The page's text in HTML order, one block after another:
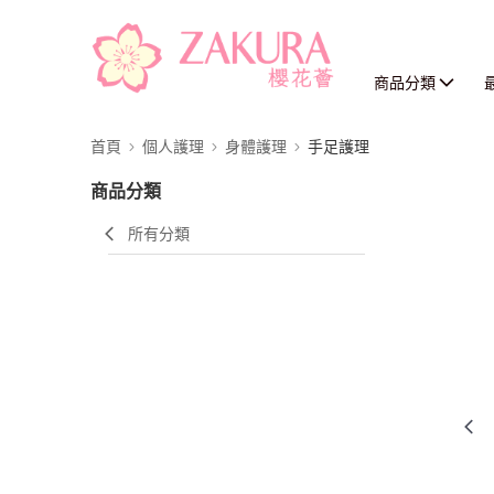
商品分類
首頁 個人護理 身體護理 手足護理
商品分類
所有分類